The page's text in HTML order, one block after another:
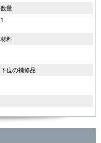
数量
1
材料
下位の補修品